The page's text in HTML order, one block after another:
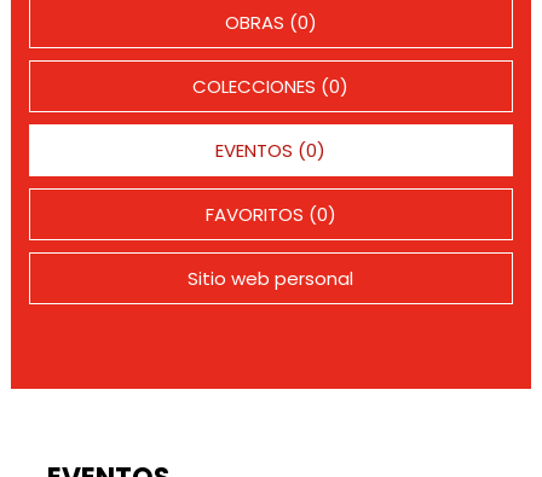
OBRAS (0)
COLECCIONES (0)
EVENTOS (0)
FAVORITOS (0)
Sitio web personal